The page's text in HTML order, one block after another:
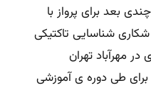
بعد برای پرواز با
كه یك نوع شكاری شناسایی تاكتیكی
مهرآباد تهران
طی دوره ‌ی آموزشی